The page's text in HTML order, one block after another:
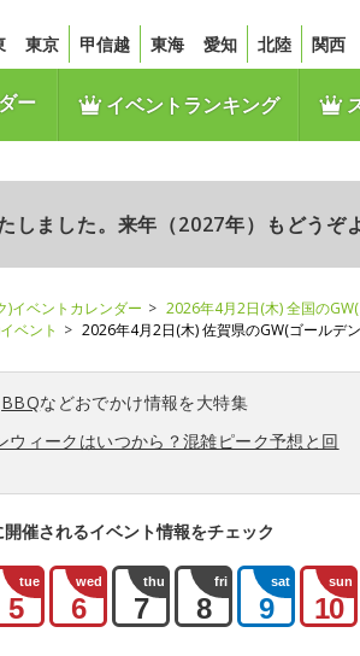
東京 甲信越 東海 愛知 北陸 関西
ー イベントランキング
しました。来年（2027年）もどうぞ
)イベントカレンダー
2026年4月2日(木) 全国の
ベント
2026年4月2日(木) 佐賀県のGW(ゴールデ
BBQなどおでかけ情報を大特集
ウィークはいつから？混雑ピーク予想と回
催されるイベント情報をチェック
tue
5
wed
6
thu
7
fri
8
sat
9
sun
10